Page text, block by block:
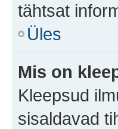
tähtsat
Üles
Mis on
Kleepsud
sisaldavad